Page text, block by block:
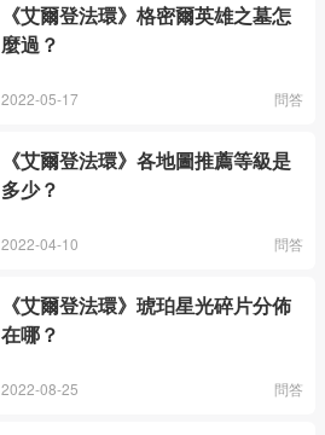
《艾爾登法環》格密爾英雄之墓怎
麼過？
2022-05-17 問答
《艾爾登法環》各地圖推薦等級是
多少？
2022-04-10 問答
《艾爾登法環》琥珀星光碎片分佈
在哪？
2022-08-25 問答